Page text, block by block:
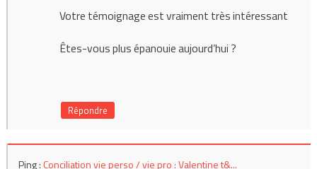
Votre témoignage est vraiment très intéressant
Êtes-vous plus épanouie aujourd’hui ?
Répondre
Ping : Conciliation vie perso / vie pro : Valentine t&...